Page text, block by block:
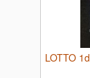
LOTTO 1d